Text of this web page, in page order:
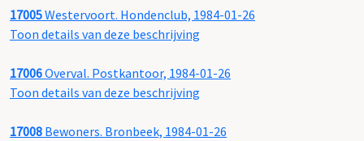
17005Westervoort. Hondenclub, 1984-01-26
Toon details van deze beschrijving
17006Overval. Postkantoor, 1984-01-26
Toon details van deze beschrijving
17008 Bewoners. Bronbeek, 1984-01-26